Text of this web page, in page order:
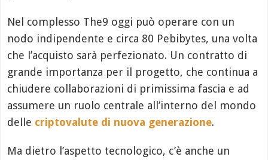
Nel complesso The9 oggi può operare con un
nodo indipendente e circa 80 Pebibytes, una volta
che l’acquisto sarà perfezionato. Un contratto di
grande importanza per il progetto, che continua a
chiudere collaborazioni di primissima fascia e ad
assumere un ruolo centrale all’interno del mondo
delle criptovalute di nuova generazione.
Ma dietro l’aspetto tecnologico, c’è anche un